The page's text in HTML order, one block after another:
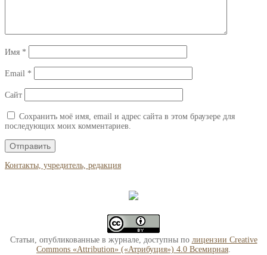
Имя *
Email *
Сайт
Сохранить моё имя, email и адрес сайта в этом браузере для
последующих моих комментариев.
Контакты, учредитель, редакция
Статьи, опубликованные в журнале, доступны по лицензии Creative
Commons «Attribution» («Атрибуция») 4.0 Всемирная